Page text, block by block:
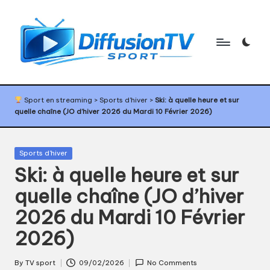
content
D
if
f
u
s
i
o
n
T
sport,
diffusion
TV
sport,
calendrier
sport
Sport en streaming > Sports d'hiver > Ski: à quelle heure et sur
quelle chaîne (JO d’hiver 2026 du Mardi 10 Février 2026)
Posted
Sports d'hiver
Ski: à quelle heure et sur
quelle chaîne (JO d’hiver
2026 du Mardi 10 Février
2026)
Posted
By TV sport 09/02/2026 No Comments